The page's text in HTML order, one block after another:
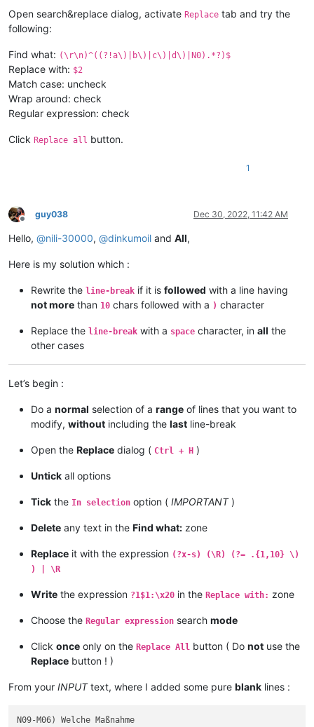
Open search&replace dialog, activate Replace tab and try the
following:
Find what: (\r\n)^((?!a\)|b\)|c\)|d\)|N0).*?)$
Replace with: $2
Match case: uncheck
Wrap around: check
Regular expression: check
Click Replace all button.
1
Offline
guy038 Dec 30, 2022, 11:42 AM
Hello, @nili-30000, @dinkumoil and All,
Here is my solution which :
Rewrite the line-break if it is followed with a line having
not more than 10 chars followed with a ) character
Replace the line-break with a space character, in all the
other cases
Let’s begin :
Do a normal selection of a range of lines that you want to
modify, without including the last line-break
Open the Replace dialog ( Ctrl + H )
Untick all options
Tick the In selection option ( IMPORTANT)
Delete any text in the Find what: zone
Replace it with the expression (?x-s) (\R) (?= .{1,10} \)
) | \R
Write the expression ?1$1:\x20 in the Replace with: zone
Choose the Regular expression search mode
Click once only on the Replace All button ( Do not use the
Replace button ! )
From your INPUTtext, where I added some pure blank lines :
N09-M06) Welche Maßnahme